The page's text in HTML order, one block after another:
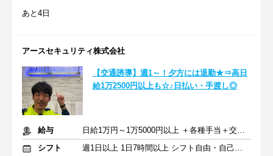
あと4日
アースセキュリティ株式会社
【交通誘導】週1～！夕方には退勤★⇒高日
給1万2500円以上も☆♪日払い・手渡し◎
給与
日給1万円～1万5000円以上 ＋各種手当＋交通費＋昇給あり
シフト
週1日以上 1日7時間以上 シフト自由・自己申告